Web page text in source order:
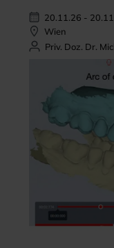
20.11.26 -
Wien
Priv. Doz. Dr.